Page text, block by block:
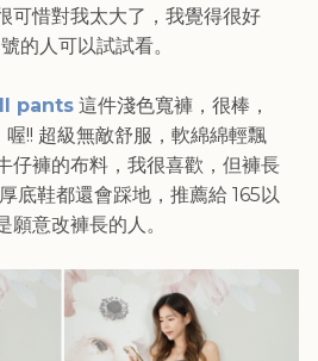
可惜對我太大了，我覺得很好
的人可以試試看。
pants 這件淺色寬褲，很棒，
!! 超級無敵舒服，軟綿綿輕飄
仔褲的布料，我很喜歡，但褲長
底鞋都還會踩地，推薦給 165以
意改褲長的人。